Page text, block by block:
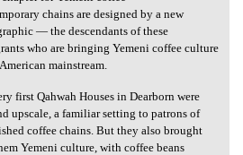
chains are designed by a new
— the descendants of these
who are bringing Yemeni coffee culture
mainstream.
first Qahwah Houses in Dearborn were
upscale, a familiar setting to patrons of
coffee chains. But they also brought
Yemeni culture, with coffee beans